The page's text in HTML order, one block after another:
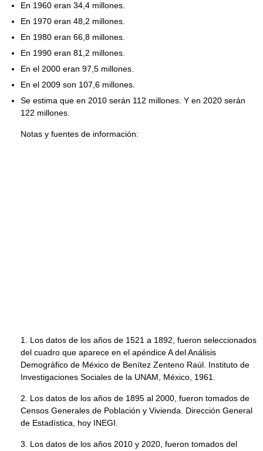
En 1960 eran 34,4 millones.
En 1970 eran 48,2 millones.
En 1980 eran 66,8 millones.
En 1990 eran 81,2 millones.
En el 2000 eran 97,5 millones.
En el 2009 son 107,6 millones.
Se estima que en 2010 serán 112 millones. Y en 2020 serán
122 millones.
Notas y fuentes de información:
1. Los datos de los años de 1521 a 1892, fueron seleccionados
del cuadro que aparece en el apéndice A del Análisis
Demográfico de México de Benítez Zenteno Raúl. Instituto de
Investigaciones Sociales de la UNAM, México, 1961.
2. Los datos de los años de 1895 al 2000, fueron tomados de
Censos Generales de Población y Vivienda. Dirección General
de Estadística, hoy INEGI.
3. Los datos de los años 2010 y 2020, fueron tomados del